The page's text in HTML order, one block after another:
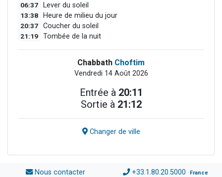
06:37 Lever du soleil
13:38 Heure de milieu du jour
20:37 Coucher du soleil
21:19 Tombée de la nuit
Chabbath Choftim
Vendredi 14 Août 2026
Entrée à 20:11
Sortie à 21:12
Changer de ville
Nous contacter +33.1.80.20.5000 France